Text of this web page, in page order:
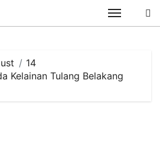
14
Kelainan Tulang Belakang